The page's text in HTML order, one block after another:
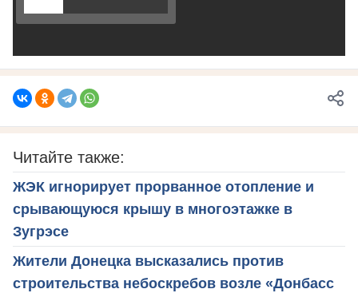
Читайте также:
ЖЭК игнорирует прорванное отопление и
срывающуюся крышу в многоэтажке в
Зугрэсе
Жители Донецка высказались против
строительства небоскребов возле «Донбасс